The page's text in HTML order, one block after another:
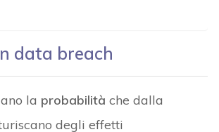
data breach
la probabilità che dalla
degli effetti